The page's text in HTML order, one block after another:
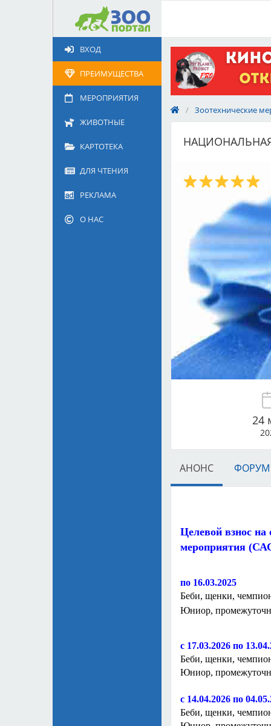
ВХОД
ПРЕИМУЩЕСТВА
МЕРОПРИЯТИЯ
ЖИВОТНЫЕ
КАРТОТЕКА
ДЛЯ ЧТЕНИЯ
РЕКЛАМА
О НАС
/ Зоотехнические
24
АНОНС ФОРУМ
Целевой взнос на
мероприятия
по 16.03.2025
Беби, щенки,
Юниор,
с 17.03.2026 по
Беби, щенки,
Юниор,
с 14.04.2026 по
Беби, щенки,
Животное
Щенка по коду метрики
Обращение